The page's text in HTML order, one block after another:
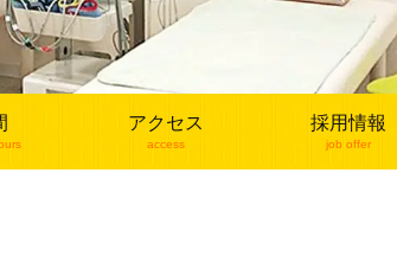
アクセス
access
採用情報
job offer